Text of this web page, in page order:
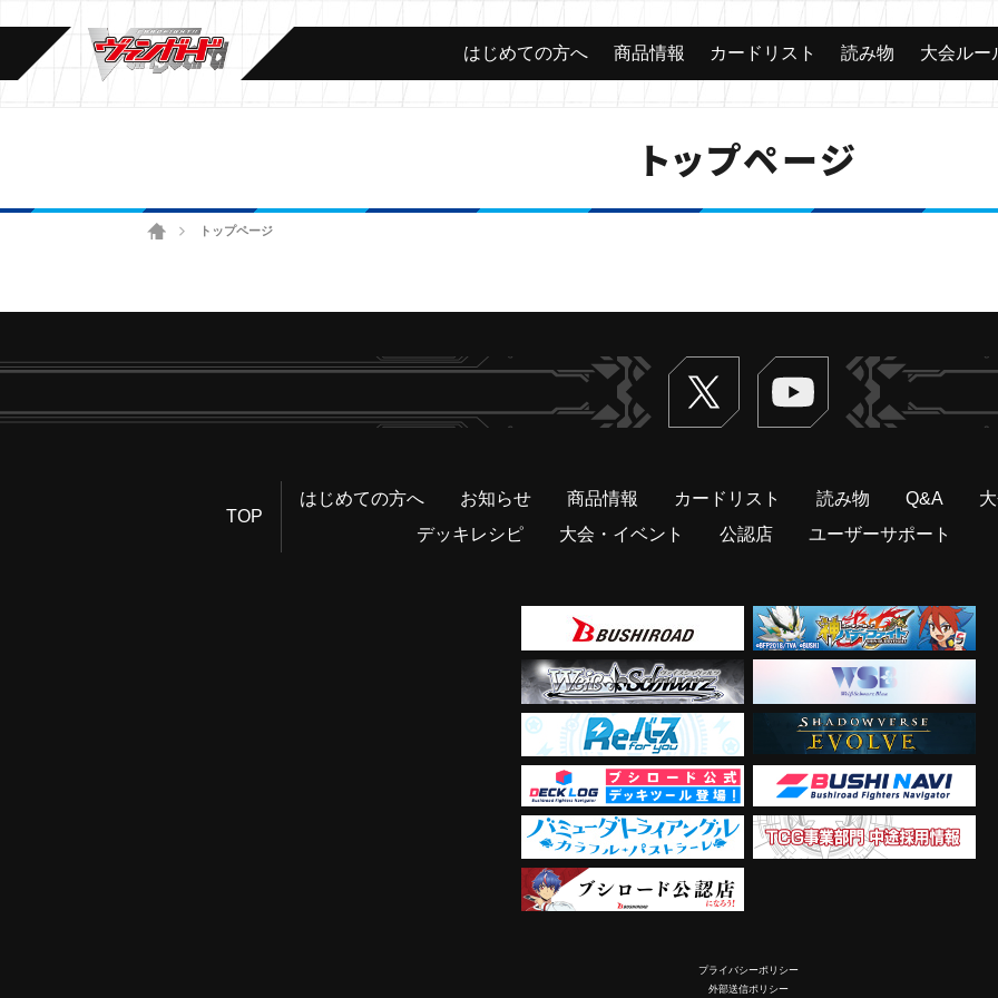
はじめての方へ 商品情報 カードリスト 読み物 大会ルー
トップページ
ホーム トップページ
Twitter ヴァンガードch
TOP
はじめての方へ お知らせ 商品情報 カードリスト 読み物 Q&A
デッキレシピ
大会・イベント 公認店 ユーザーサポート
プライバシーポリシー
外部送信ポリシー